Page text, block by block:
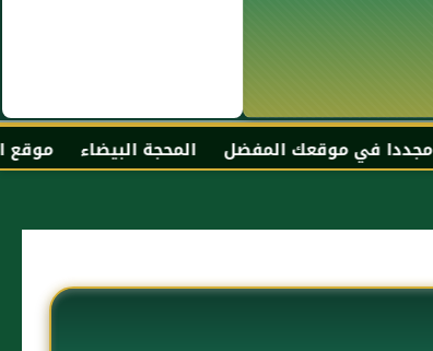
المحجة البيضاء موقع الحبر الترجمان